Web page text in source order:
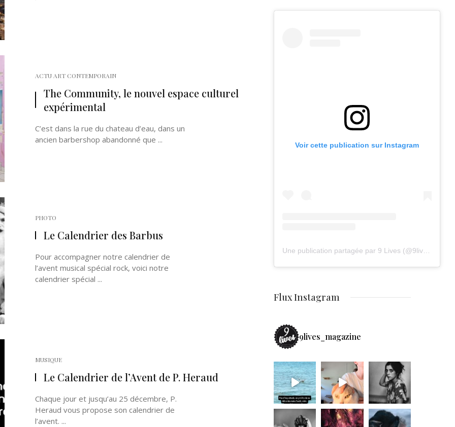
ACTU ART CONTEMPORAIN
The Community, le nouvel espace culturel
expérimental
C’est dans la rue du chateau d’eau, dans un
ancien barbershop abandonné que ...
PHOTO
Le Calendrier des Barbus
Pour accompagner notre calendrier de
l’avent musical spécial rock, voici notre
calendrier spécial ...
MUSIQUE
Le Calendrier de l’Avent de P. Heraud
Chaque jour et jusqu’au 25 décembre, P.
Heraud vous propose son calendrier de
l’avent. ...
Voir cette publication sur Instagram
Flux Instagram
9lives_magazine